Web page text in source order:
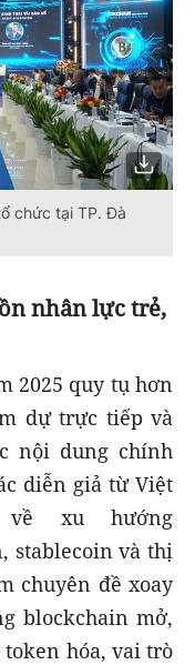
chức tại TP. Đà
nhân lực trẻ,
2025 quy tụ hơn
dự trực tiếp và
nội dung chính
diễn giả từ Việt
về xu hướng
stablecoin và thị
chuyên đề xoay
blockchain mở,
hóa, vai trò